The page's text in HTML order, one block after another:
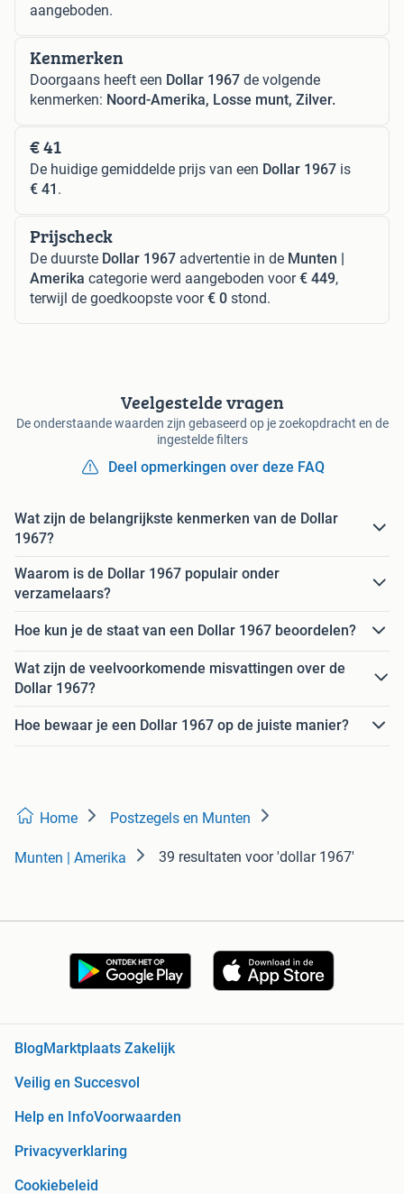
aangeboden.
Kenmerken
Doorgaans heeft een Dollar 1967 de volgende
kenmerken: Noord-Amerika, Losse munt, Zilver.
€ 41
De huidige gemiddelde prijs van een Dollar 1967 is
€ 41 .
Prijscheck
De duurste Dollar 1967 advertentie in de Munten |
Amerika categorie werd aangeboden voor€ 449,
terwijl de goedkoopste voor€ 0 stond.
Veelgestelde vragen
De onderstaande waarden zijn gebaseerd op je zoekopdracht en de
ingestelde filters
Deel opmerkingen over deze FAQ
Wat zijn de belangrijkste kenmerken van de Dollar
1967?
Waarom is de Dollar 1967 populair onder
verzamelaars?
Hoe kun je de staat van een Dollar 1967 beoordelen?
Wat zijn de veelvoorkomende misvattingen over de
Dollar 1967?
Hoe bewaar je een Dollar 1967 op de juiste manier?
Home Postzegels en Munten
Munten | Amerika 39 resultaten voor 'dollar 1967'
BlogMarktplaats Zakelijk
Veilig en Succesvol
Help en InfoVoorwaarden
Privacyverklaring
Cookiebeleid